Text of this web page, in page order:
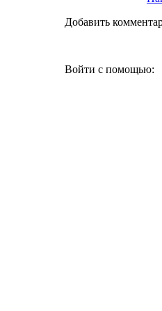
Добавить
Войти с помощью: